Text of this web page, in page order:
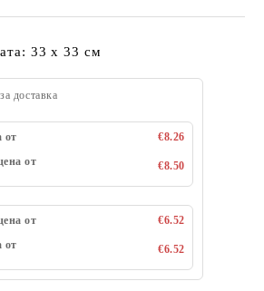
33 х 33 см
доставка
от
€8.26
от
€8.50
от
€6.52
от
€6.52